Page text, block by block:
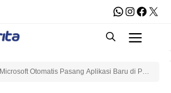
WhatsApp
X
Microsoft Otomatis Pasang Aplikasi Baru di PC